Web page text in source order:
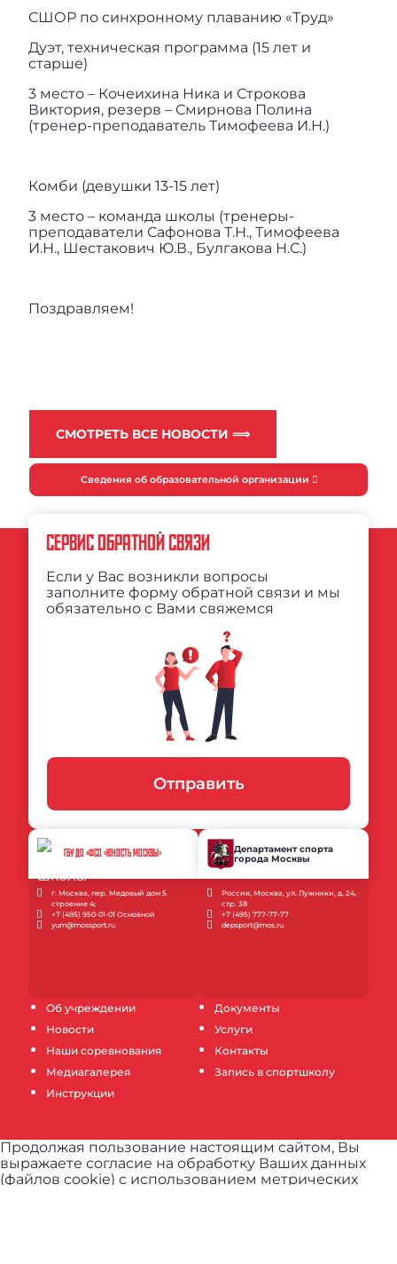
СШОР по синхронному плаванию «Труд»
Дуэт, техническая программа (15 лет и
старше)
3 место – Кочеихина Ника и Строкова
Виктория, резерв – Смирнова Полина
(тренер-преподаватель Тимофеева И.Н.)
Комби (девушки 13-15 лет)
3 место – команда школы (тренеры-
преподаватели Сафонова Т.Н., Тимофеева
И.Н., Шестакович Ю.В., Булгакова Н.С.)
Поздравляем!
СМОТРЕТЬ ВСЕ НОВОСТИ ⟹
Сведения об образовательной организации
Об учреждении
Новости
Наши соревнования
Медиагалерея
Инструкции
Документы
Услуги
Контакты
Запись в спортшколу
СЕРВИС ОБРАТНОЙ СВЯЗИ
Если у Вас возникли вопросы
заполните форму обратной связи и мы
обязательно с Вами свяжемся
Отправить
ГБУ ДО «ФСО «ЮНОСТЬ МОСКВЫ»
г. Москва, пер. Медовый дом 5
строение 4;
+7 (495) 950-01-01 Основной
yum@mossport.ru
Департамент спорта
города Москвы
Россия, Москва, ул. Лужники, д. 24,
стр. 38
+7 (495) 777-77-77
depsport@mos.ru
Продолжая пользование настоящим сайтом, Вы
выражаете согласие на обработку Ваших данных
(файлов cookie) с использованием метрических